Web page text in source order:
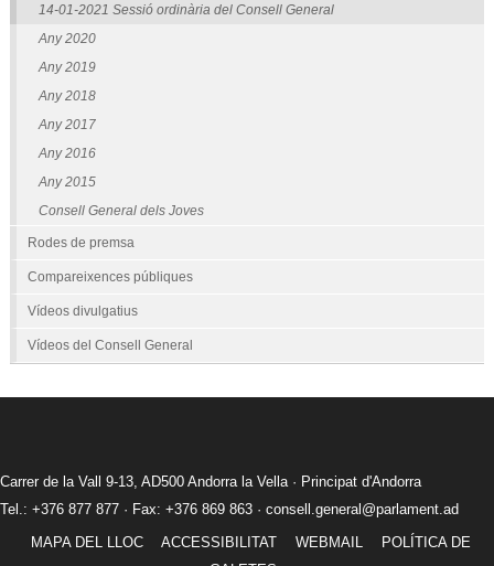
14-01-2021 Sessió ordinària del Consell General
Any 2020
Any 2019
Any 2018
Any 2017
Any 2016
Any 2015
Consell General dels Joves
Rodes de premsa
Compareixences públiques
Vídeos divulgatius
Vídeos del Consell General
Carrer de la Vall 9-13, AD500 Andorra la Vella · Principat d'Andorra
Tel.: +376 877 877 · Fax: +376 869 863 · consell.general@parlament.ad
MAPA DEL LLOC
ACCESSIBILITAT WEBMAIL
POLÍTICA DE